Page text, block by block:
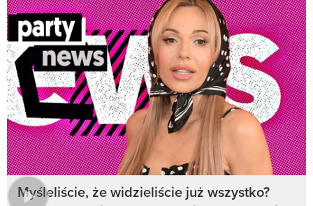
Myśleliście, że widzieliście już wszystko?